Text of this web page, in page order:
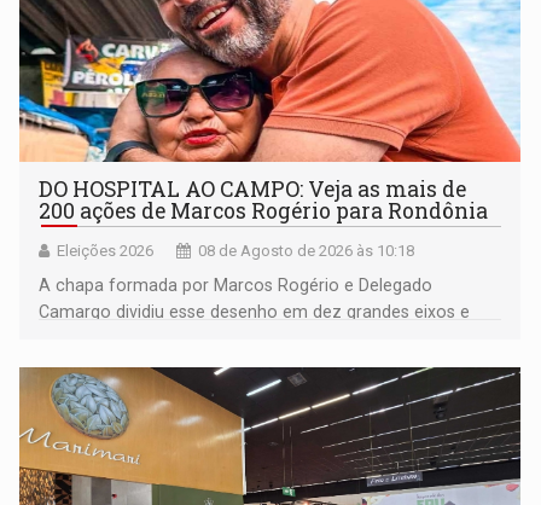
DO HOSPITAL AO CAMPO: Veja as mais de
200 ações de Marcos Rogério para Rondônia
Eleições 2026 08 de Agosto de 2026 às 10:18
A chapa formada por Marcos Rogério e Delegado
Camargo dividiu esse desenho em dez grandes eixos e